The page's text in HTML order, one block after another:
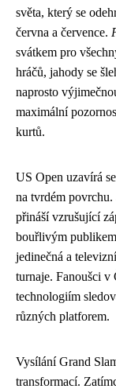
světa, který se
června a července.
svátkem pro
hráčů, jahody se
naprosto
maximální
kurtů.
US Open uzavírá
na tvrdém povrchu.
přináší vzrušující
bouřlivým
jedinečná a
turnaje. Fanoušci v
technologiím
různých platforem.
Vysílání Grand
transformací.